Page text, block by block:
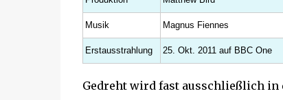
Musik Magnus Fiennes
Erstausstrahlung 25. Okt. 2011 auf BBC One
Gedreht wird fast ausschließlich